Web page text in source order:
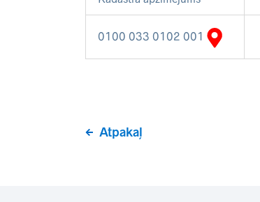
0100 033 0102 001
Atpakaļ